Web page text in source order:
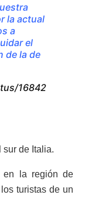
la actual
a
el
de la de
16842
de Italia.
en la región de
turistas de un